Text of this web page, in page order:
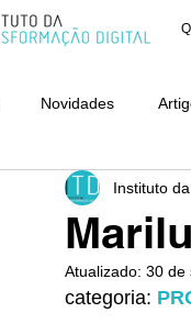
Novidades
AWARDS - CATEGORIA
Instituto
Atualizado: 30 de
categoria: